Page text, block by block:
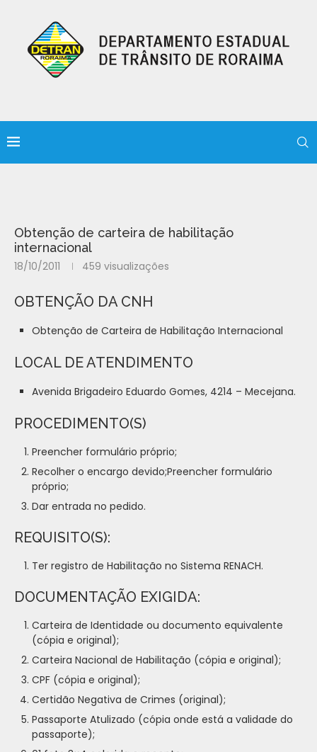
Obtenção de carteira de habilitação
internacional
18/10/2011 459 visualizações
OBTENÇÃO DA CNH
Obtenção de Carteira de Habilitação Internacional
LOCAL DE ATENDIMENTO
Avenida Brigadeiro Eduardo Gomes, 4214 – Mecejana.
PROCEDIMENTO(S)
Preencher formulário próprio;
Recolher o encargo devido;Preencher formulário
próprio;
Dar entrada no pedido.
REQUISITO(S):
Ter registro de Habilitação no Sistema RENACH.
DOCUMENTAÇÃO EXIGIDA:
Carteira de Identidade ou documento equivalente
(cópia e original);
Carteira Nacional de Habilitação (cópia e original);
CPF (cópia e original);
Certidão Negativa de Crimes (original);
Passaporte Atulizado (cópia onde está a validade do
passaporte);